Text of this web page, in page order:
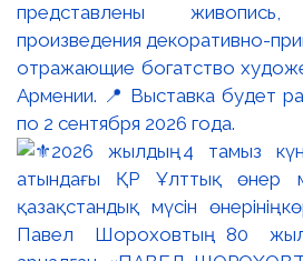
представлены
произведения декоративно-
отражающие богатство
Армении. 📍 Выставка будет
по 2 сентября 2026 года.